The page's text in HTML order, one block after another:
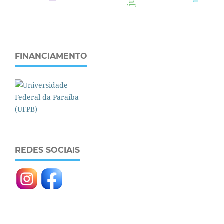
FINANCIAMENTO
REDES SOCIAIS